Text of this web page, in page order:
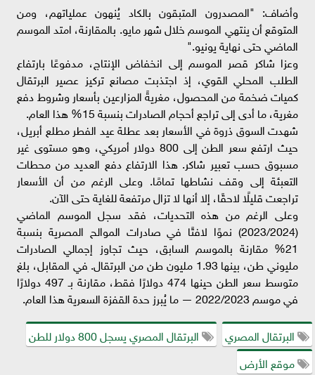
وأضاف: "المصدرون المتبقون بالكاد يُنهون عملياتهم، ومن
المتوقع أن ينتهي الموسم خلال شهر مايو. بالمقارنة، امتد الموسم
الماضي حتى نهاية يونيو."
وعزا شاكر قصر الموسم إلى انخفاض الإنتاج، مدفوعًا بارتفاع
الطلب المحلي القوي، إذ اجتذبت مصانع تركيز عصير البرتقال
كميات ضخمة من المحصول، مغريةً المزارعين بأسعار وشروط دفع
مغرية، ما أدى إلى تراجع أحجام الصادرات بنسبة 15% هذا العام.
شهدت السوق ذروة في الأسعار بعد عطلة عيد الفطر مطلع أبريل،
حيث ارتفع سعر الطن إلى 800 دولار أمريكي، وهو مستوى غير
مسبوق حسب تعبير شاكر. هذا الارتفاع دفع العديد من محطات
التعبئة إلى وقف نشاطها تمامًا. وعلى الرغم من أن الأسعار
تراجعت قليلًا لاحقًا، إلا أنها لا تزال مرتفعة للغاية حتى الآن.
وعلى الرغم من هذه التحديات، فقد سجل الموسم الماضي
(2023/2024) نموًا لافتًا في صادرات الموالح المصرية بنسبة
21% مقارنة بالموسم السابق، حيث تجاوز إجمالي الصادرات
مليوني طن، بينها 1.93 مليون طن من البرتقال. في المقابل، بلغ
متوسط سعر الطن حينها 474 دولارًا فقط، مقارنة بـ 497 دولارًا
في موسم 2022/2023 — ما يُبرز حدة القفزة السعرية هذا العام.
البرتقال المصري
البرتقال المصري يسجل 800 دولار للطن
موقع الأرض